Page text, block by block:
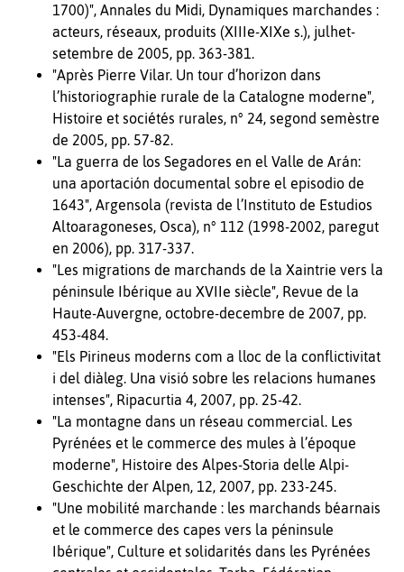
1700)", Annales du Midi, Dynamiques marchandes :
acteurs, réseaux, produits (XIIIe-XIXe s.), julhet-
setembre de 2005, pp. 363-381.
"Après Pierre Vilar. Un tour d’horizon dans
l’historiographie rurale de la Catalogne moderne",
Histoire et sociétés rurales, n° 24, segond semèstre
de 2005, pp. 57-82.
"La guerra de los Segadores en el Valle de Arán:
una aportación documental sobre el episodio de
1643", Argensola (revista de l’Instituto de Estudios
Altoaragoneses, Osca), n° 112 (1998-2002, paregut
en 2006), pp. 317-337.
"Les migrations de marchands de la Xaintrie vers la
péninsule Ibérique au XVIIe siècle", Revue de la
Haute-Auvergne, octobre-decembre de 2007, pp.
453-484.
"Els Pirineus moderns com a lloc de la conflictivitat
i del diàleg. Una visió sobre les relacions humanes
intenses", Ripacurtia 4, 2007, pp. 25-42.
"La montagne dans un réseau commercial. Les
Pyrénées et le commerce des mules à l’époque
moderne", Histoire des Alpes-Storia delle Alpi-
Geschichte der Alpen, 12, 2007, pp. 233-245.
"Une mobilité marchande : les marchands béarnais
et le commerce des capes vers la péninsule
Ibérique", Culture et solidarités dans les Pyrénées